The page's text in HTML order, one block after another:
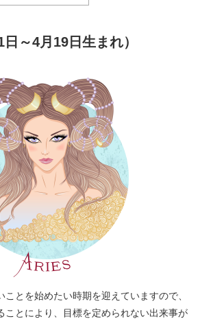
～4月19日生まれ）
とを始めたい時期を迎えていますので、
ことにより、目標を定められない出来事が